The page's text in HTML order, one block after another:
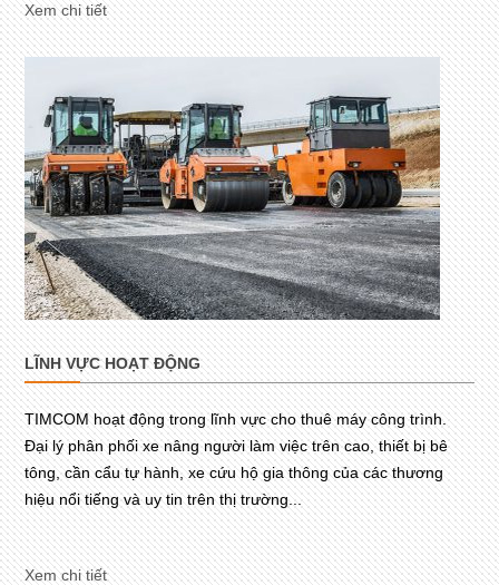
Xem chi tiết
LĨNH VỰC HOẠT ĐỘNG
TIMCOM hoạt động trong lĩnh vực cho thuê máy công trình.
Đại lý phân phối xe nâng người làm việc trên cao, thiết bị bê
tông, cần cẩu tự hành, xe cứu hộ gia thông của các thương
hiệu nổi tiếng và uy tin trên thị trường...
Xem chi tiết